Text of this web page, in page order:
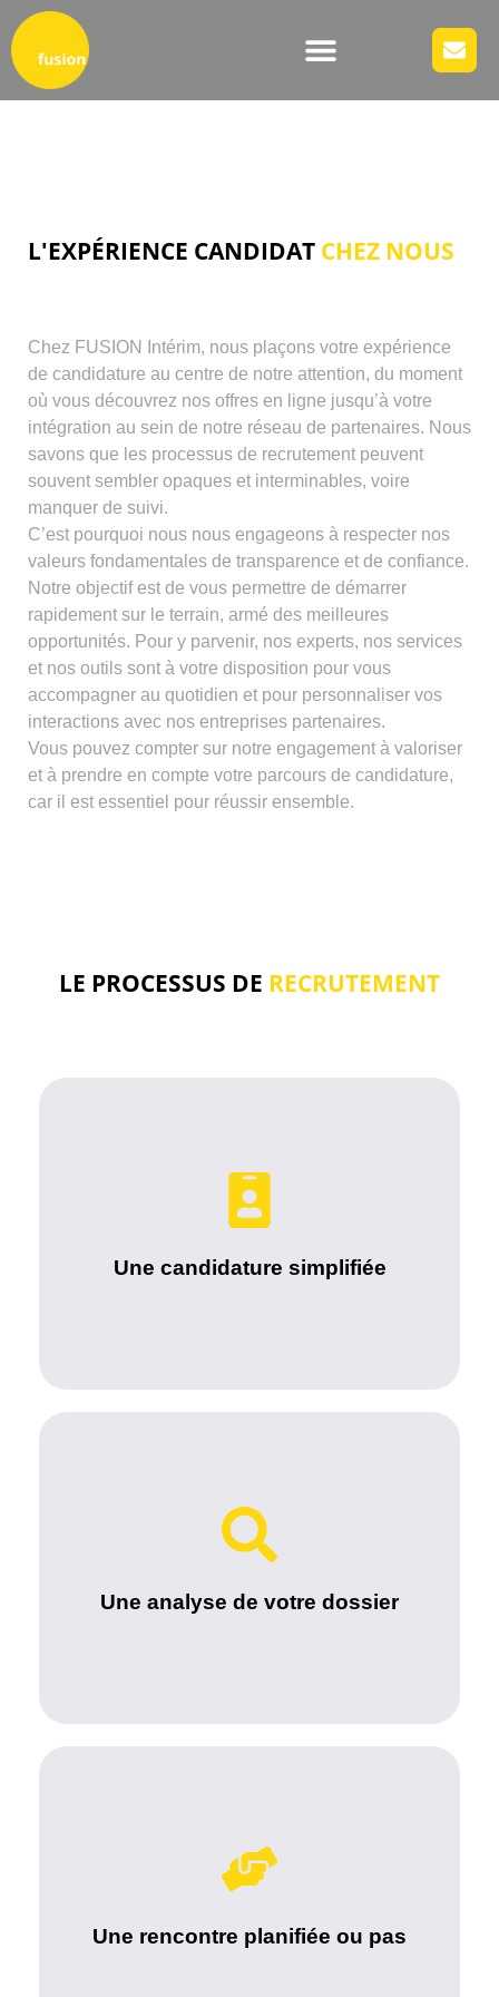
L'EXPÉRIENCE CANDIDAT CHEZ NOUS
Chez FUSION Intérim, nous plaçons votre expérience
de candidature au centre de notre attention, du moment
où vous découvrez nos offres en ligne jusqu’à votre
intégration au sein de notre réseau de partenaires. Nous
savons que les processus de recrutement peuvent
souvent sembler opaques et interminables, voire
manquer de suivi.
C’est pourquoi nous nous engageons à respecter nos
valeurs fondamentales de transparence et de confiance.
Notre objectif est de vous permettre de démarrer
rapidement sur le terrain, armé des meilleures
opportunités. Pour y parvenir, nos experts, nos services
et nos outils sont à votre disposition pour vous
accompagner au quotidien et pour personnaliser vos
interactions avec nos entreprises partenaires.
Vous pouvez compter sur notre engagement à valoriser
et à prendre en compte votre parcours de candidature,
car il est essentiel pour réussir ensemble.
LE PROCESSUS DE RECRUTEMENT
Une candidature simplifiée
Vous déposez en quelques clics votre candidature
en ligne ou vous pouvez passer à l’agence sans
de votre lettre de motivation.
Une analyse de votre dossier
Nous procédons à l'analyse de votre dossier pour
mettre en adéquation avec les offres de notre
base de données.
Une rencontre planifiée ou pas
Nous engageons avec vous une série d’entretiens
nous permettant d’analyser en profondeur vos
celles de l’entreprise.